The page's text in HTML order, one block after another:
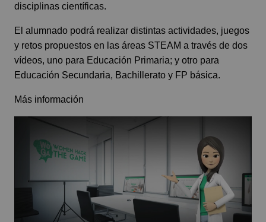
disciplinas científicas.
El alumnado podrá realizar distintas actividades, juegos
y retos propuestos en las áreas STEAM a través de dos
vídeos, uno para Educación Primaria; y otro para
Educación Secundaria, Bachillerato y FP básica.
Más información